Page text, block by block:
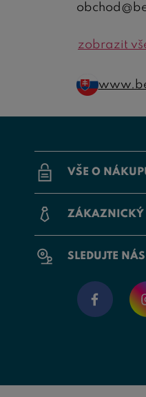
VŠE O
ZÁKAZNICKÝ
SLEDUJTE NÁS
zobrazit